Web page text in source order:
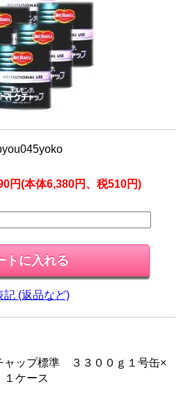
円(本体6,380円、税510円)
記 (返品など)
ップ標準 ３３００ｇ１号缶×
ケース